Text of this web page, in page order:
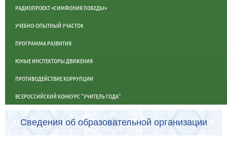
РАДИОПРОЕКТ «СИМФОНИЯ ПОБЕДЫ»
УЧЕБНО-ОПЫТНЫЙ УЧАСТОК
ПРОГРАММА РАЗВИТИЯ
ЮНЫЕ ИНСПЕКТОРЫ ДВИЖЕНИЯ
ПРОТИВОДЕЙСТВИЕ КОРРУПЦИИ
ВСЕРОССИЙСКИЙ КОНКУРС "УЧИТЕЛЬ ГОДА"
Сведения об образовательной организации